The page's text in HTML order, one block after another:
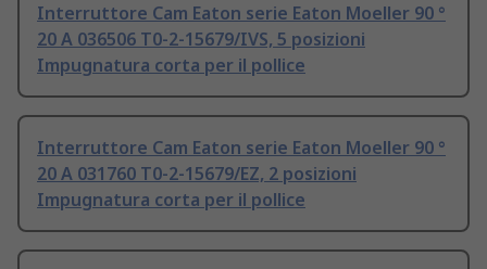
Interruttore Cam Eaton serie Eaton Moeller 90 °
20 A 036506 T0-2-15679/IVS, 5 posizioni
Impugnatura corta per il pollice
Interruttore Cam Eaton serie Eaton Moeller 90 °
20 A 031760 T0-2-15679/EZ, 2 posizioni
Impugnatura corta per il pollice